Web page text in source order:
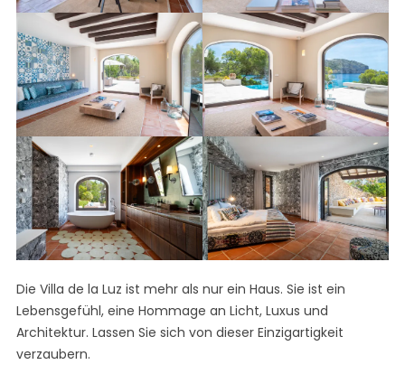
Die Villa de la Luz ist mehr als nur ein Haus. Sie ist ein
Lebensgefühl, eine Hommage an Licht, Luxus und
Architektur. Lassen Sie sich von dieser Einzigartigkeit
verzaubern.
r
c
h
f
o
r
: